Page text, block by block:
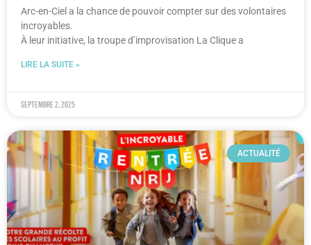
Arc-en-Ciel a la chance de pouvoir compter sur des volontaires
incroyables.
À leur initiative, la troupe d’improvisation La Clique a
LIRE LA SUITE »
septembre 2, 2025
ACTUALITÉ